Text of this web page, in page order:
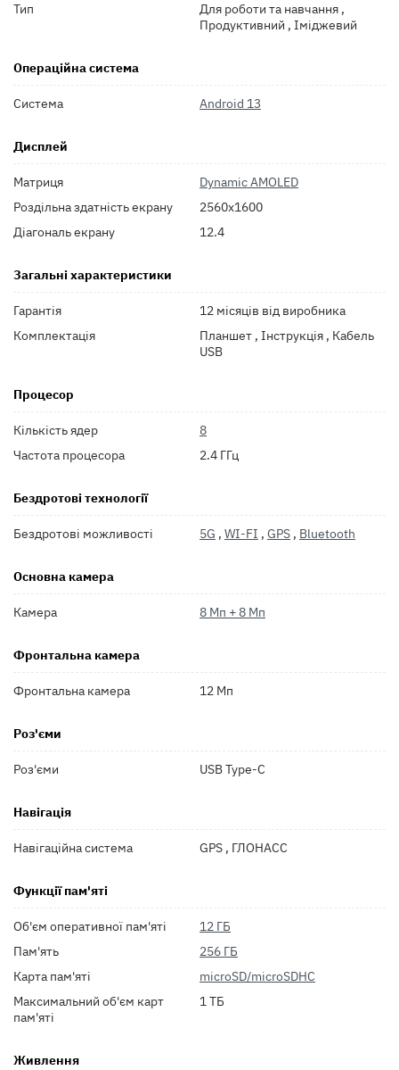
Тип
Для роботи та навчання ,
Продуктивний , Іміджевий
Операційна система
Система Android 13
Дисплей
Матриця
Dynamic AMOLED
Роздільна здатність екрану
2560x1600
Діагональ екрану
12.4
Загальні характеристики
Гарантія
12 місяців від виробника
Комплектація
Планшет , Інструкція , Кабель
USB
Процесор
Кількість ядер
8
Частота процесора
2.4 ГГц
Бездротові технології
Бездротові можливості 5G , WI-FI , GPS , Bluetooth
Основна камера
Камера 8 Мп + 8 Мп
Фронтальна камера
Фронтальна камера 12 Мп
Роз'єми
Роз'єми USB Type-C
Навігація
Навігаційна система GPS , ГЛОНАСС
Функції пам'яті
Об'єм оперативної пам'яті
12 ГБ
Пам'ять
256 ГБ
Карта пам'яті
microSD/microSDHC
Максимальний об'єм карт
пам'яті
1 ТБ
Живлення